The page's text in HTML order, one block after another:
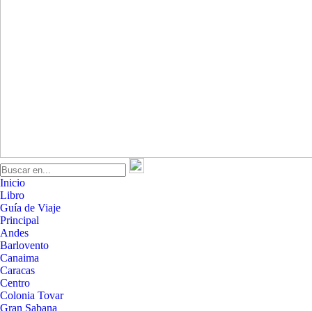
Inicio
Libro
Guía de Viaje
Principal
Andes
Barlovento
Canaima
Caracas
Centro
Colonia Tovar
Gran Sabana